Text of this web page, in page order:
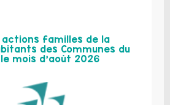
actions familles de la
des Communes du
mois d’août 2026